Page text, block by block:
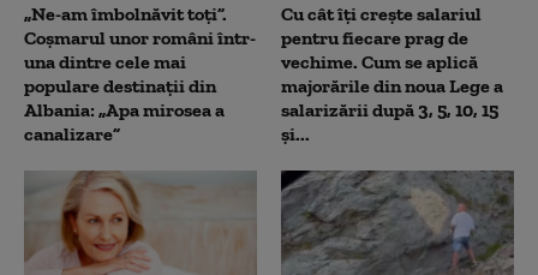
„Ne-am îmbolnăvit toți”.
Coșmarul unor români într-
una dintre cele mai
populare destinații din
Albania: „Apa mirosea a
canalizare”
Cu cât îți crește salariul
pentru fiecare prag de
vechime. Cum se aplică
majorările din noua Lege a
salarizării după 3, 5, 10, 15
și...